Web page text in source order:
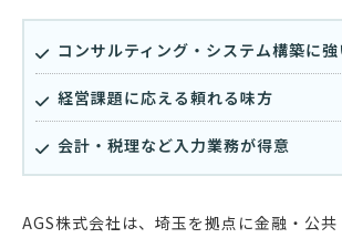
コンサルティング・システム構築に強
経営課題に応える頼れる味方
会計・税理など入力業務が得意
AGS株式会社は、埼玉を拠点に金融・公